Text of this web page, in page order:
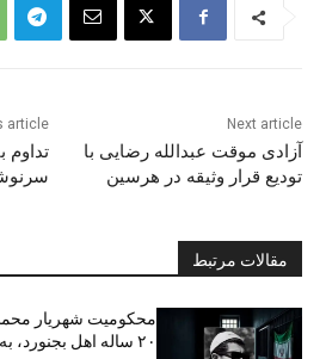
article
تداوم
Next article
آزادی موقت عبدالله رضایی با
تودیع قرار وثیقه در هرسین
مقالات مرتبط
محکومیت شهریار
۲۰ ساله اهل بجنورد، به دو سال حبس تعزیری